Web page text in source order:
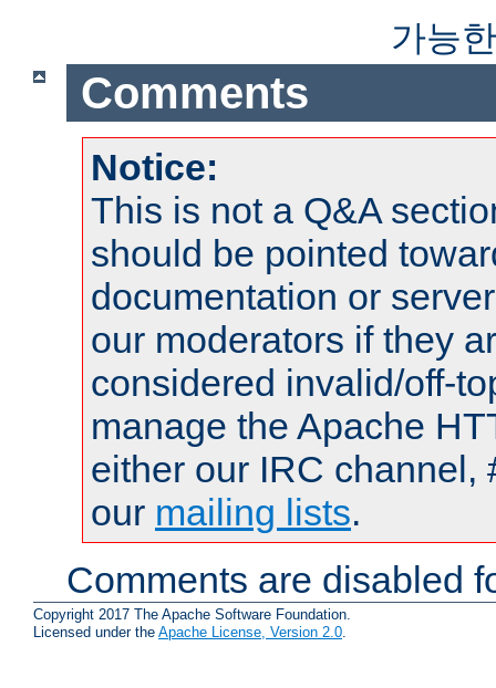
가능
Comments
Notice:
This is not a Q&A
should be pointed
documentation or
our moderators if they
considered invalid/off-
manage the Apache
either our IRC channel,
our mailing lists.
Comments are disabled
Copyright 2017 The Apache Software Foundation.
Licensed under the Apache License, Version 2.0